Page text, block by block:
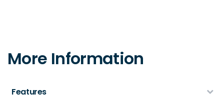
More Information
Features